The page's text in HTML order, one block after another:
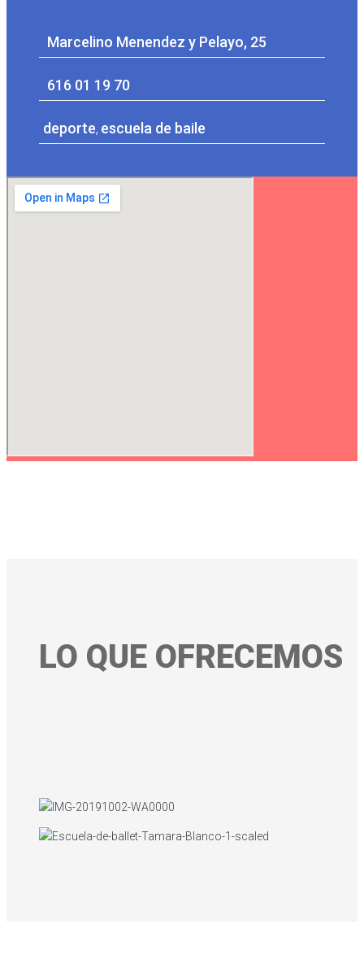
Marcelino Menendez y Pelayo, 25
616 01 19 70
deporte, escuela de baile
LO QUE OFRECEMOS